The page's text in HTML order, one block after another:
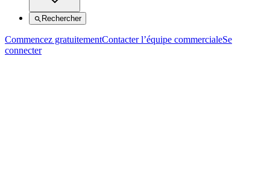
Rechercher
Commencez gratuitementContacter l’équipe commercialeSe
connecter